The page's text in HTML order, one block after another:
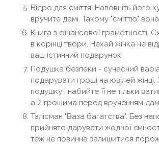
Відро для сміття. Наповніть його
вручите дамі. Такому "сміттю"
Книга з фінансової грамотності.
в корінці твори. Нехай жінка не
ваш істинний подарунок!
Подушка безпеки - сучасний
подарувати гроші на ювілей
подушку і набийте її не тільки
а й грошима перед врученням
Талісман "Ваза багатства". Без
прийнято дарувати жодної
теж не повинна залишитися